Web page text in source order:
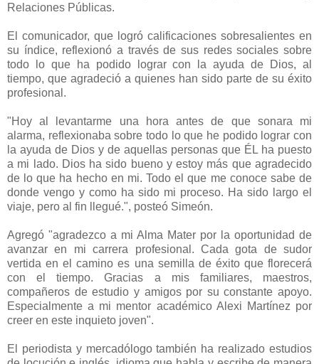
Relaciones Públicas.
El comunicador, que logró calificaciones sobresalientes en
su índice, reflexionó a través de sus redes sociales sobre
todo lo que ha podido lograr con la ayuda de Dios, al
tiempo, que agradeció a quienes han sido parte de su éxito
profesional.
"Hoy al levantarme una hora antes de que sonara mi
alarma, reflexionaba sobre todo lo que he podido lograr con
la ayuda de Dios y de aquellas personas que ÉL ha puesto
a mi lado. Dios ha sido bueno y estoy más que agradecido
de lo que ha hecho en mi. Todo el que me conoce sabe de
donde vengo y como ha sido mi proceso. Ha sido largo el
viaje, pero al fin llegué.", posteó Simeón.
Agregó "agradezco a mi Alma Mater por la oportunidad de
avanzar en mi carrera profesional. Cada gota de sudor
vertida en el camino es una semilla de éxito que florecerá
con el tiempo. Gracias a mis familiares, maestros,
compañeros de estudio y amigos por su constante apoyo.
Especialmente a mi mentor académico Alexi Martínez por
creer en este inquieto joven".
El periodista y mercadólogo también ha realizado estudios